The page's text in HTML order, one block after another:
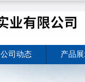
公司动态 产品